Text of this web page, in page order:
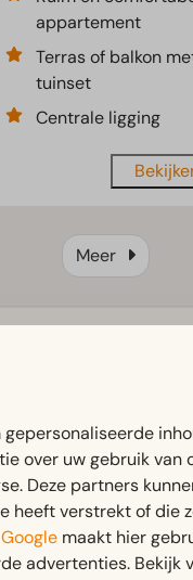
appartement
Terras of balkon
tuinset
Centrale ligging
Meer
Geniet
van het
over uw gebruik van
Deze partners
heeft verstrekt of die
Google maakt hier
advertenties. Bekijk